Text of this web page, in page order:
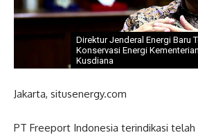
Direktur Jenderal Energi Baru
Konservasi Energi
Kusdiana
Jakarta, situsenergy.com
PT Freeport Indonesia terindikasi telah